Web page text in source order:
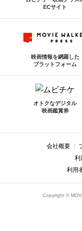
ECサイト
映画情報を網羅した
プラットフォーム
オトクなデジタル
映画鑑賞券
会社概要
利
利用
Copyright ©